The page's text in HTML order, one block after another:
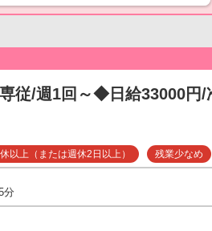
従/週1回～◆日給33000
以上（または週休2日以上） 残業少なめ
分